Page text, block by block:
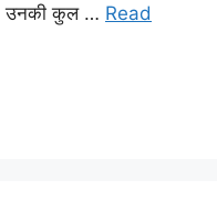
उनकी कुल … Read